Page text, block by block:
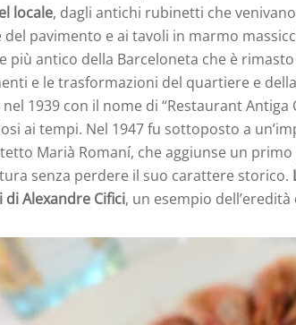
locale, dagli antichi rubinetti che
del pavimento e ai tavoli in marmo
più antico della Barceloneta che è
e le trasformazioni del quartiere e
1939 con il nome di “Restaurant Antiga
ai tempi. Nel 1947 fu sottoposto a
Marià Romaní, che aggiunse un
senza perdere il suo carattere storico.
Alexandre Cifici, un esempio